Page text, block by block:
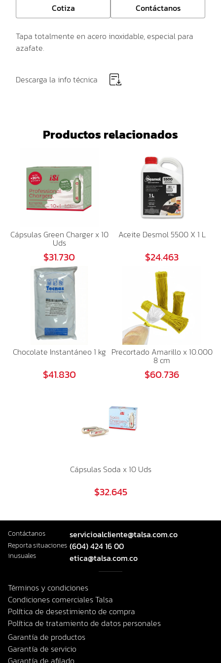
Cotiza
Contáctanos
Tapa totalmente en acero inoxidable, especial para
azafate.
Descarga la info técnica
Productos relacionados
Cápsulas Green Charger x 10
Uds
$31.730
Aceite Desmol 5500 X 1 L
$24.463
Chocolate Instantáneo 1 kg
$41.830
Precortado Amarillo x 10.000
8 cm
$60.736
Cápsulas Soda x 10 Uds
$32.645
Contáctanos servicioalcliente@talsa.com.co
Reporta situaciones
inusuales
(604) 424 16 00
etica@talsa.com.co
Términos y condiciones
Condiciones comerciales Talsa
Política de desestimiento de compra
Política de tratamiento de datos personales
Garantía de productos
Garantía de servicio
Garantía de afilado